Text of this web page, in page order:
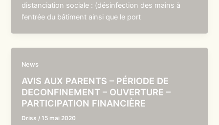
distanciation sociale : (désinfection des mains à
l’entrée du bâtiment ainsi que le port
News
AVIS AUX PARENTS – PÉRIODE DE
DECONFINEMENT – OUVERTURE –
PARTICIPATION FINANCIÈRE
Driss /15 mai 2020